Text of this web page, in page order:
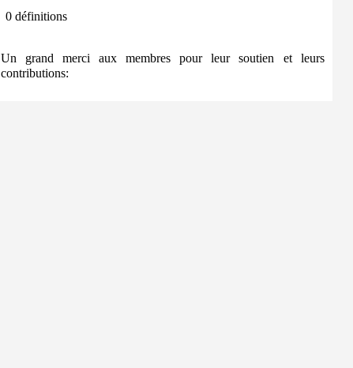
0 définitions
Un grand merci aux membres pour leur soutien et leurs
contributions: